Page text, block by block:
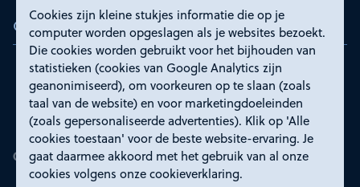
Cookies zijn kleine stukjes informatie die op je
computer worden opgeslagen als je websites bezoekt.
Die cookies worden gebruikt voor het bijhouden van
statistieken (cookies van Google Analytics zijn
geanonimiseerd), om voorkeuren op te slaan (zoals
taal van de website) en voor marketingdoeleinden
(zoals gepersonaliseerde advertenties). Klik op 'Alle
cookies toestaan' voor de beste website-ervaring. Je
gaat daarmee akkoord met het gebruik van al onze
cookies volgens onze cookieverklaring.
Certificeringen